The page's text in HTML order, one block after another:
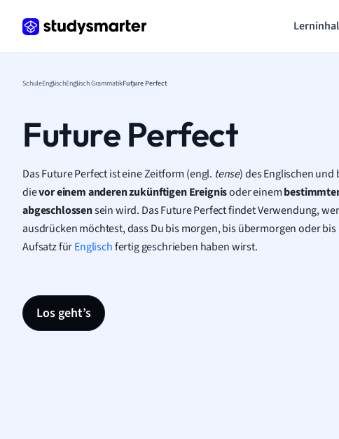
SchuleEnglischEnglisch GrammatikFuture Perfect
Future Perfect
Das Future Perfect ist eine Zeitform (engl. tense) des Englischen
dievor einem anderen zukünftigen Ereignisoder einem
abgeschlossensein wird. Das Future Perfect findet Verwendung,
ausdrücken möchtest, dass Du bis morgen, bis übermorgen oder bis
Aufsatz fürEnglischfertig geschrieben haben wirst.
Los geht’s